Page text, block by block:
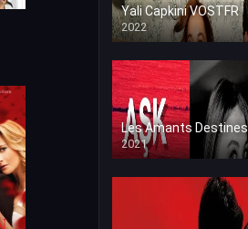
Yali Capkini VOSTFR
2022
2021